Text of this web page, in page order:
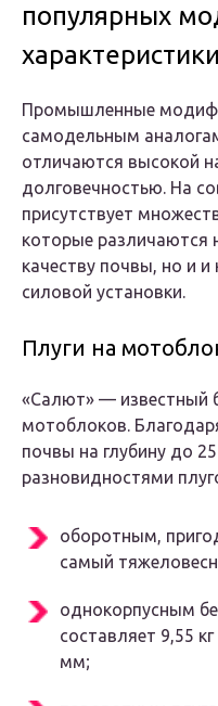
популярных
характеристики
Промышленные
самодельным
отличаются высокой
долговечностью. На
присутствует
которые различаются
качеству почвы, но и
силовой установки.
Плуги на
«Салют» — известный
мотоблоков.
почвы на глубину до
разновидностями
оборотным,
самый
однокорпусным
составляет 9,55
мм;